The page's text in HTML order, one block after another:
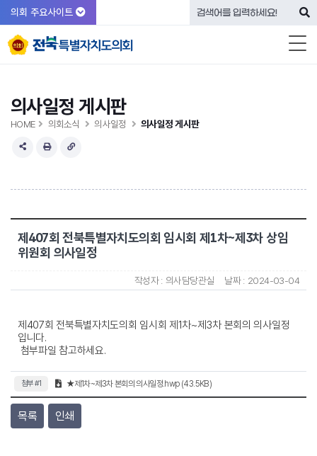
의회 주요사이트
의사일정 게시판
HOME 의회소식 의사일정 의사일정 게시판
제407회 전북특별자치도의회 임시회 제1차~제3차 상임
위원회 의사일정
작성자 : 의사담당관실 날짜 : 2024-03-04
제407회 전북특별자치도의회 임시회 제1차~제3차 본회의 의사일정
입니다.
첨부파일 참고하세요.
첨부 #1 ★제1차~제3차 본회의 의사일정.hwp (43.5KB)
목록 인쇄